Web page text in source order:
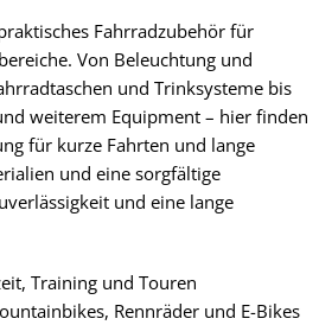
Fahrradzubehör für
Von Beleuchtung und
und Trinksysteme bis
weiterem Equipment – hier finden
für kurze Fahrten und lange
und eine sorgfältige
und eine lange
Training und Touren
Rennräder und E-Bikes